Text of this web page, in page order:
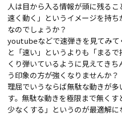
人は目から入る情報が頭に残る
速く動く」というイメージを持ち
なのでしょうか？
youtubeなどで速弾きを見てみて
と「速い」というよりも「まる
くり弾いているように見えてき
う印象の方が強くなりませんか？
理屈でいうならば無駄な動きが
す。無駄な動きを極限まで無く
少なくする」というのが最適解に